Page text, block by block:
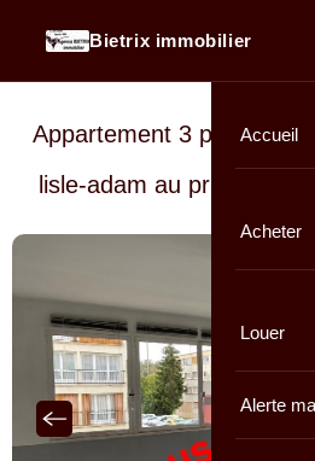
Bietrix immobilier
Accueil
Acheter
Louer
Alerte
Appartement 3 pièces de
lisle-adam au prix de
En